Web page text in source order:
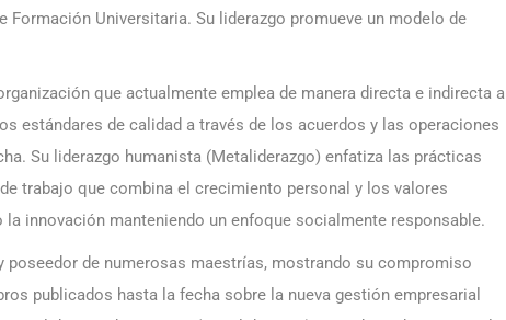
Formación Universitaria. Su liderazgo promueve un modelo de
que actualmente emplea de manera directa e indirecta a
estándares de calidad a través de los acuerdos y las operaciones
Su liderazgo humanista (Metaliderazgo) enfatiza las prácticas
trabajo que combina el crecimiento personal y los valores
innovación manteniendo un enfoque socialmente responsable.
poseedor de numerosas maestrías, mostrando su compromiso
publicados hasta la fecha sobre la nueva gestión empresarial